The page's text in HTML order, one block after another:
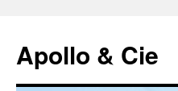
contenu
Apollo & Cie